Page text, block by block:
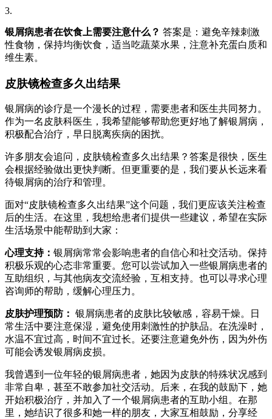
3.
银屑病患者在饮食上需要注意什么？ 答案是：避免辛辣刺激
性食物，保持均衡饮食，适当吃蔬菜水果，注意补充蛋白质和
维生素。
皮肤镜检查多久出结果
银屑病的诊疗是一个漫长的过程，需要患者和医生共同努力。
作为一名皮肤科医生，我希望能够帮助您更好地了解银屑病，
积极配合治疗，早日脱离疾病的困扰。
许多朋友会追问，皮肤镜检查多久出结果？答案是很快，医生
会根据经验做出更快判断。但更重要的是，我们要从长远来看
待银屑病的治疗和管理。
面对“皮肤镜检查多久出结果”这个问题，我们更应该关注检查
后的生活。在这里，我想给患者们提供一些建议，希望在实际
生活场景中能帮助到大家：
心理支持： 银屑病常常会影响患者的自信心和社交活动。保持
积极乐观的心态非常重要。您可以尝试加入一些银屑病患者的
互助组织，与其他病友交流经验，互相支持。也可以寻求心理
咨询师的帮助，缓解心理压力。
皮肤护理预防： 银屑病患者的皮肤比较敏感，容易干燥。日
常生活中要注意保湿，避免使用刺激性的护肤品。在洗澡时，
水温不宜过高，时间不宜过长。还要注意避免外伤，因为外伤
可能会诱发银屑病皮损。
我曾遇到一位年轻的银屑病患者，她因为皮肤的特殊状况感到
非常自卑，甚至不敢参加社交活动。后来，在我的鼓励下，她
开始积极治疗，并加入了一个银屑病患者的互助小组。在那
里，她结识了很多和她一样的朋友，大家互相鼓励，分享经